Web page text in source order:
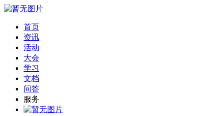
首页
资讯
活动
大会
学习
文档
问答
服务